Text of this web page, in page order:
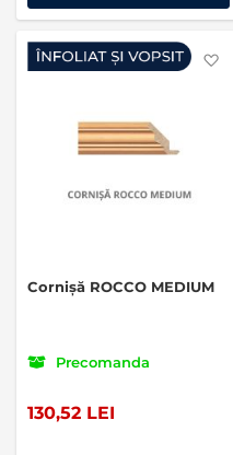
Cornișă ROCCO MEDIUM
Precomanda
130,52 LEI